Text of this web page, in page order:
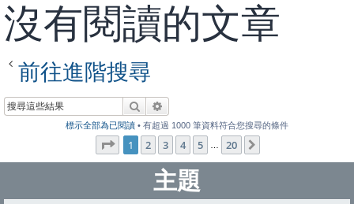
沒有閱讀的文章
前往進階搜尋
搜尋
標示全部為已閱讀 • 有超過 1000 筆資料符合您搜尋的條件
1 頁 (共20 頁)
1 2 3 4 5 20
主題